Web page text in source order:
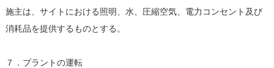
施主は、サイトにおける照明、水、圧縮空気、電力コンセント及び
消耗品を提供するものとする。
７．プラントの運転